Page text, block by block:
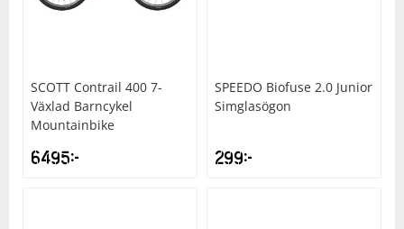
SCOTT Contrail 400 7-
Växlad Barncykel
Mountainbike
6495kr
SPEEDO Biofuse 2.0 Junior
Simglasögon
299kr